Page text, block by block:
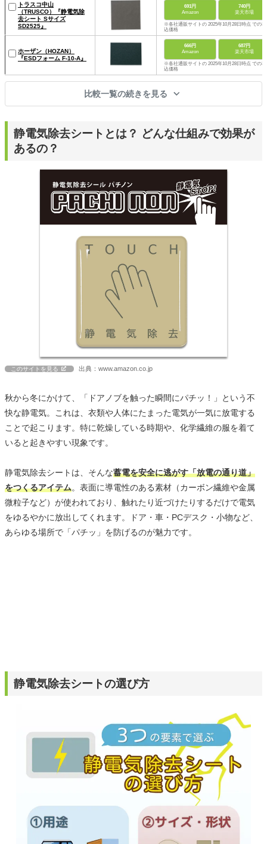
トラスコ中山
（TRUSCO）『静電気除
去シート Sサイズ
SD2525』
691円
Amazon
740円
楽天市場
※各社通販サイトの 2025年10月28日時点 での税
込価格
ホーザン（HOZAN）
『ESDフォーム F-10-A』
666円
Amazon
687円
楽天市場
※各社通販サイトの 2025年10月28日時点 での税
込価格
比較一覧の続きを見る
静電気除去シートとは？ どんな仕組みで効果が
あるの？
このサイトを見る 出典：www.amazon.co.jp
秋から冬にかけて、「ドアノブを触った瞬間にパチッ！」という不
快な静電気。これは、衣類や人体にたまった電気が一気に放電する
ことで起こります。特に乾燥している時期や、化学繊維の服を着て
いると起きやすい現象です。
静電気除去シートは、そんな蓄電を安全に逃がす「放電の通り道」
をつくるアイテム。表面に導電性のある素材（カーボン繊維や金属
微粒子など）が使われており、触れたり近づけたりするだけで電気
をゆるやかに放出してくれます。ドア・車・PCデスク・小物など、
あらゆる場所で「パチッ」を防げるのが魅力です。
静電気除去シートの選び方